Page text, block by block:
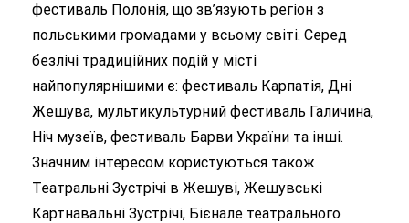
фестиваль Полонія, що зв’язують регіон з
польськими громадами у всьому світі. Серед
безлічі традиційних подій у місті
найпопулярнішими є: фестиваль Карпатія, Дні
Жешува, мультикультурний фестиваль Галичина,
Ніч музеїв, фестиваль Барви України та інші.
Значним інтересом користуються також
Театральні Зустрічі в Жешуві, Жешувські
Картнавальні Зустрічі, Бієнале театрального